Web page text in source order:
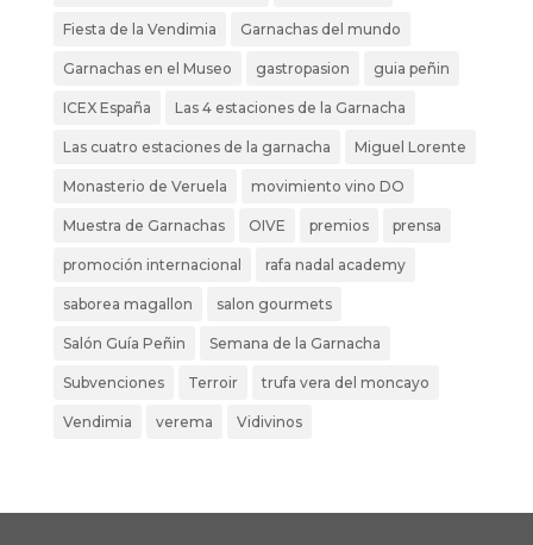
Fiesta de la Vendimia Garnachas del mundo
Garnachas en el Museo gastropasion guia peñin
ICEX España Las 4 estaciones de la Garnacha
Las cuatro estaciones de la garnacha Miguel Lorente
Monasterio de Veruela movimiento vino DO
Muestra de Garnachas OIVE premios prensa
promoción internacional rafa nadal academy
saborea magallon salon gourmets
Salón Guía Peñin Semana de la Garnacha
Subvenciones Terroir trufa vera del moncayo
Vendimia verema Vidivinos